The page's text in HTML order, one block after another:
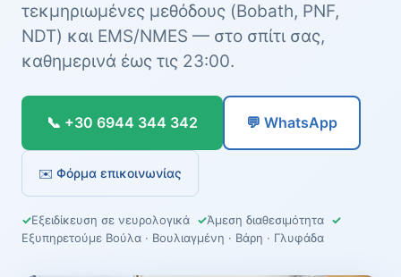
τεκμηριωμένες μεθόδους (Bobath, PNF,
NDT) και EMS/NMES — στο σπίτι σας,
καθημερινά έως τις 23:00.
📞 +30 6944 344 342 💬 WhatsApp
✉️ Φόρμα επικοινωνίας
✓Εξειδίκευση σε νευρολογικά ✓Άμεση διαθεσιμότητα ✓
Εξυπηρετούμε Βούλα · Βουλιαγμένη · Βάρη · Γλυφάδα